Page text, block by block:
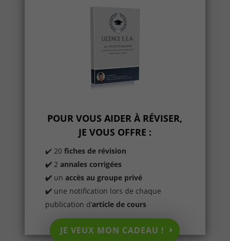
POUR VOUS AIDER À RÉVISER,
JE VOUS OFFRE :
✔️ 20fiches de révision
✔️ 2annales corrigées
✔️ un accès au groupe privé
✔️ une notification lors de chaque
publication d’article de cours
JE VEUX MON CADEAU !